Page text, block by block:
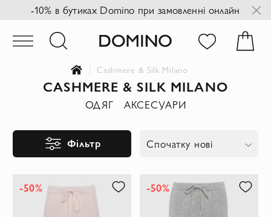
-10% в бутиках Domino при замовленні онлайн
Cashmere & Silk Milano
CASHMERE & SILK MILANO
ОДЯГ АКСЕСУАРИ
Фільтр Спочатку нові
-50% -50%